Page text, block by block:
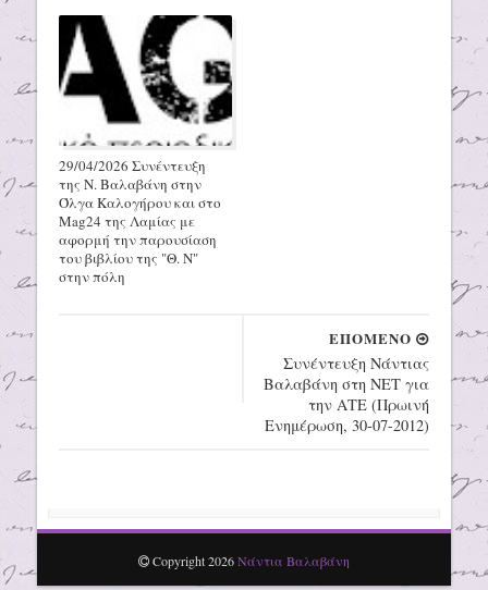
29/04/2026 Συνέντευξη
της Ν. Βαλαβάνη στην
Όλγα Καλογήρου και στο
Mag24 της Λαμίας με
αφορμή την παρουσίαση
του βιβλίου της "Θ. Ν"
στην πόλη
ΕΠΟΜΕΝΟ
Συνέντευξη Νάντιας
Βαλαβάνη στη ΝΕΤ για
την ΑΤΕ (Πρωινή
Ενημέρωση, 30-07-2012)
Copyright2026Νάντια Βαλαβάνη